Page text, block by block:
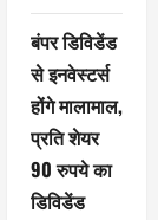
बंपर डिविडेंड
से इनवेस्टर्स
होंगे मालामाल,
प्रति शेयर
90 रुपये का
डिविडेंड